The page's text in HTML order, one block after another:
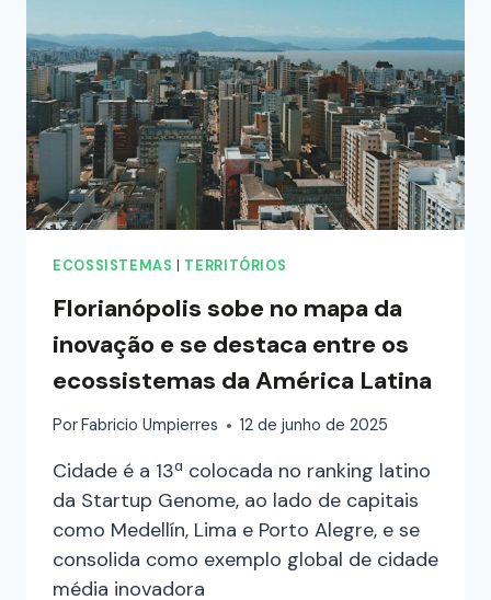
ECOSSISTEMAS TERRITÓRIOS
Florianópolis sobe no mapa da
inovação e se destaca entre os
ecossistemas da América Latina
Por Fabricio Umpierres 12 de junho de 2025
Cidade é a 13ª colocada no ranking latino
da Startup Genome, ao lado de capitais
como Medellín, Lima e Porto Alegre, e se
consolida como exemplo global de cidade
média inovadora